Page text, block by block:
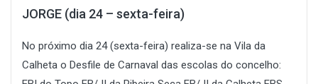
JORGE (dia 24 – sexta-feira)
No próximo dia 24 (sexta-feira) realiza-se na Vila da
Calheta o Desfile de Carnaval das escolas do concelho: